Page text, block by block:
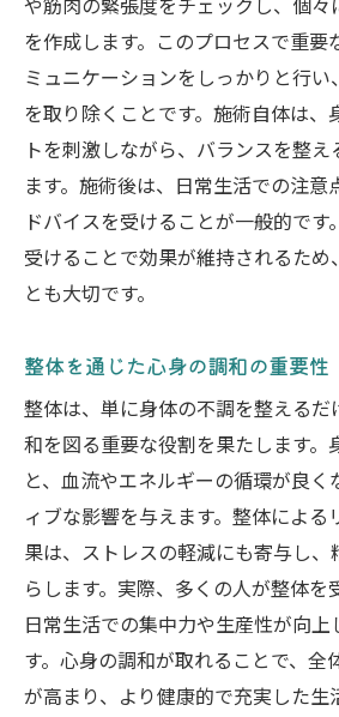
整体の効果を持続させる
の重要性
整体を補完するためのセ
ン
や筋肉の緊張度をチェックし、個
を作成します。このプロセスで重要
ミュニケーションをしっかりと行
を取り除くことです。施術自体は、
トを刺激しながら、バランスを整
ます。施術後は、日常生活での注
ドバイスを受けることが一般的で
受けることで効果が維持されるた
とも大切です。
整体を通じた心身の調和の重要性
整体は、単に身体の不調を整える
和を図る重要な役割を果たします。
と、血流やエネルギーの循環が良
ィブな影響を与えます。整体による
果は、ストレスの軽減にも寄与し
らします。実際、多くの人が整体を
日常生活での集中力や生産性が向上
す。心身の調和が取れることで、全
が高まり、より健康的で充実した生